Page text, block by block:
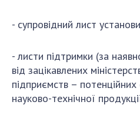
- супровідний лист
- листи підтримки (за
від зацікавлених
підприємств –
науково-технічної